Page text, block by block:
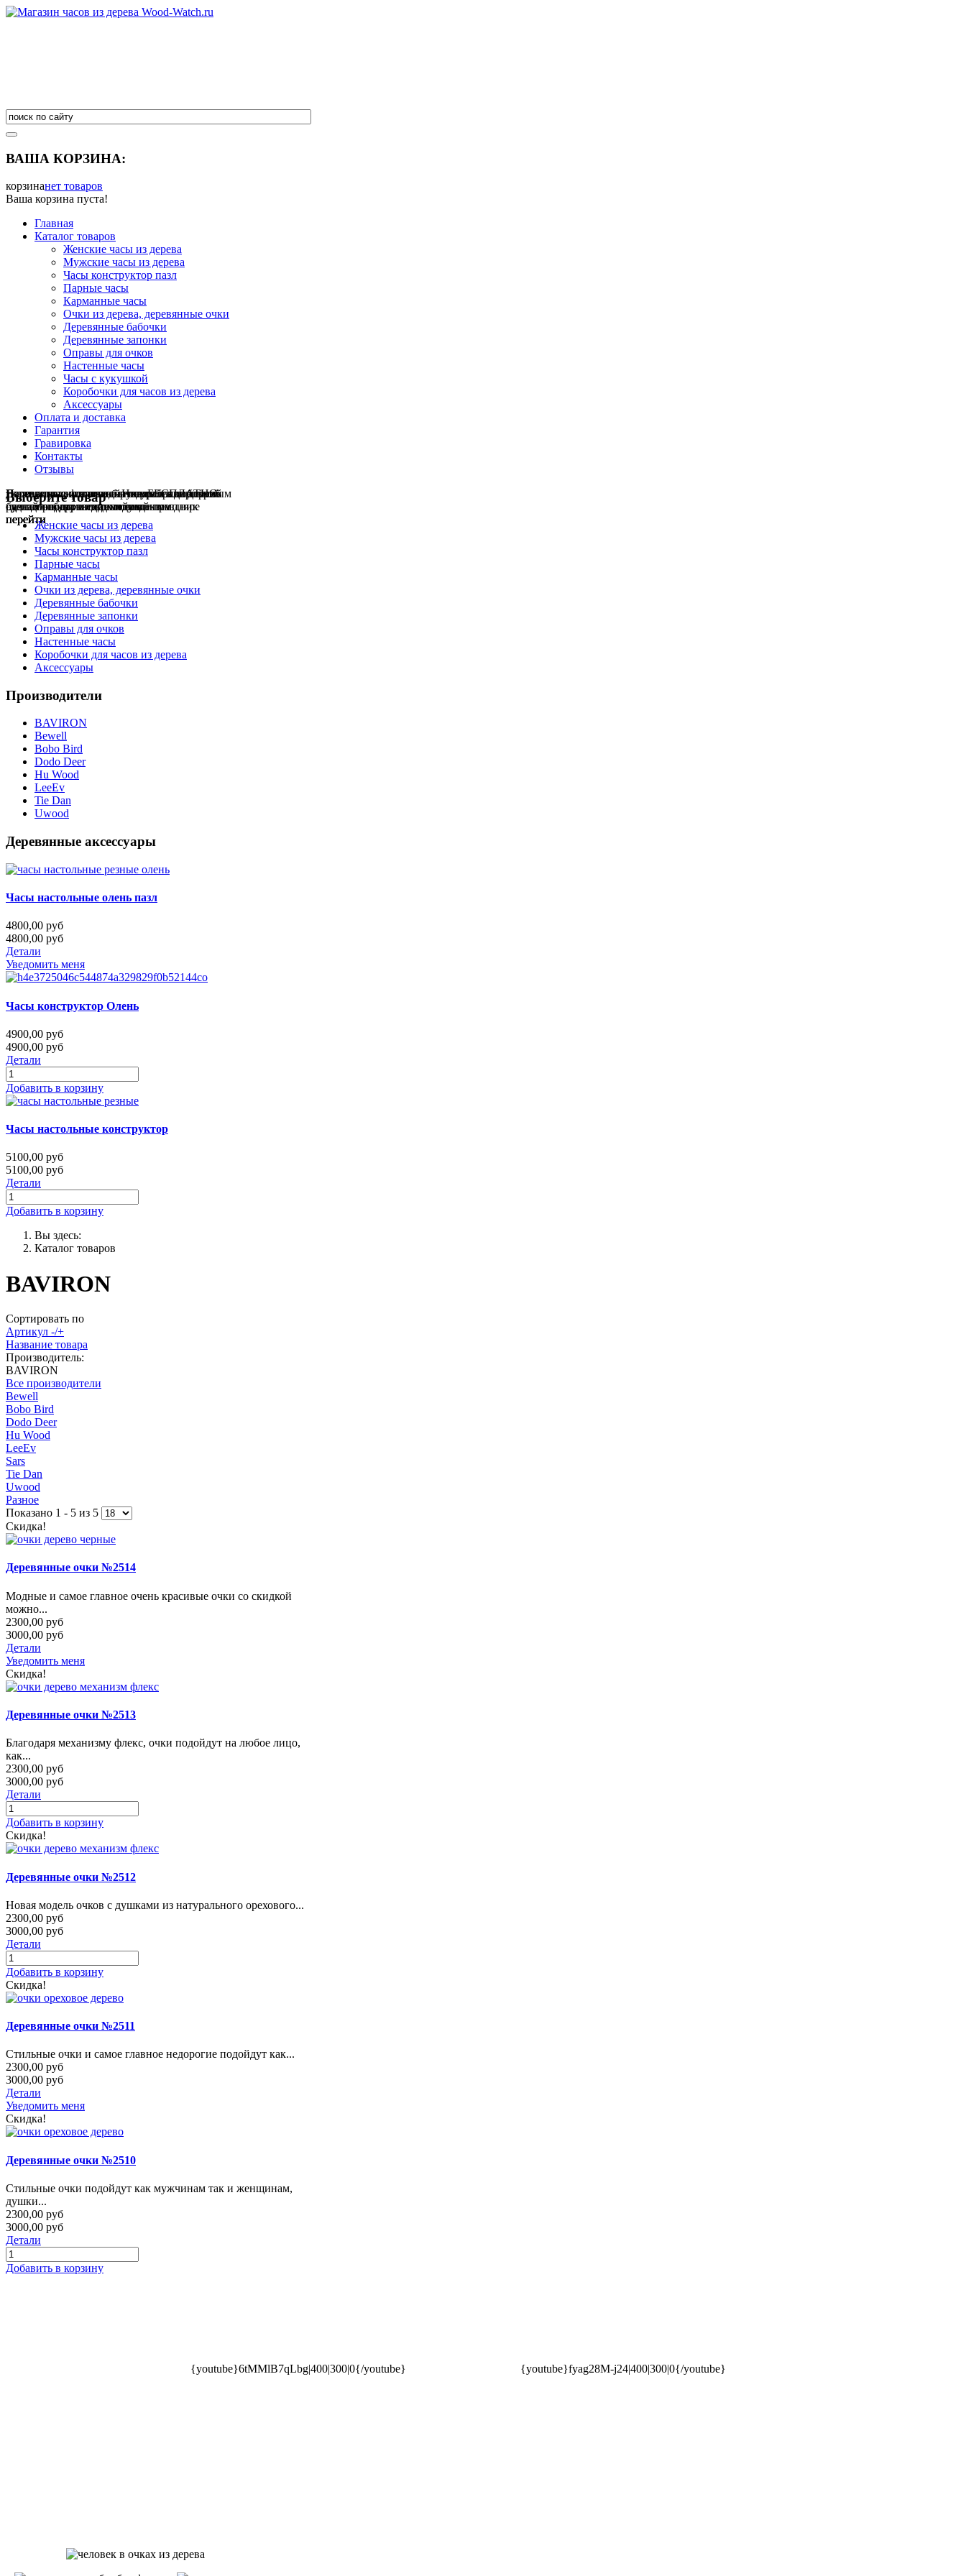
ВАША КОРЗИНА:
корзинанет товаров
Ваша корзина пуста!
Главная
Каталог товаров
Женские часы из дерева
Мужские часы из дерева
Часы конструктор пазл
Парные часы
Карманные часы
Очки из дерева, деревянные очки
Деревянные бабочки
Деревянные запонки
Оправы для очков
Настенные часы
Часы с кукушкой
Коробочки для часов из дерева
Аксессуары
Оплата и доставка
Гарантия
Гравировка
Контакты
Отзывы
Гравировка на часахобычнаяБЕСПЛАТНО
сделай подарок индивидуальным
перейти
Деревянные флешкии ручкис гравировкой
сделаем подарок эксклюзивным
перейти
Настенные резныечасыНатуральное дерево
ручная работа в единичном экземпляре
перейти
Парные часыотличный подарок влюблённым
на годовщину или семейный праздник
перейти
Деревянные оправыдля очковбез диоптрий
будь стильным всегда и везде
перейти
Выберите товар
Женские часы из дерева
Мужские часы из дерева
Часы конструктор пазл
Парные часы
Карманные часы
Очки из дерева, деревянные очки
Деревянные бабочки
Деревянные запонки
Оправы для очков
Настенные часы
Коробочки для часов из дерева
Аксессуары
Производители
BAVIRON
Bewell
Bobo Bird
Dodo Deer
Hu Wood
LeeEv
Tie Dan
Uwood
Деревянные аксессуары
Часы настольные олень пазл
4800,00 руб
4800,00 руб
Детали
Уведомить меня
Часы конструктор Олень
4900,00 руб
4900,00 руб
Детали
Добавить в корзину
Часы настольные конструктор
5100,00 руб
5100,00 руб
Детали
Добавить в корзину
Вы здесь:
Каталог товаров
BAVIRON
Сортировать по
Артикул -/+
Название товара
Производитель:
BAVIRON
Все производители
Bewell
Bobo Bird
Dodo Deer
Hu Wood
LeeEv
Sars
Tie Dan
Uwood
Разное
Показано 1 - 5 из 5
Скидка!
Деревянные очки №2514
Модные и самое главное очень красивые очки со скидкой
можно...
2300,00 руб
3000,00 руб
Детали
Уведомить меня
Скидка!
Деревянные очки №2513
Благодаря механизму флекс, очки подойдут на любое лицо,
как...
2300,00 руб
3000,00 руб
Детали
Добавить в корзину
Скидка!
Деревянные очки №2512
Новая модель очков с душками из натурального орехового...
2300,00 руб
3000,00 руб
Детали
Добавить в корзину
Скидка!
Деревянные очки №2511
Стильные очки и самое главное недорогие подойдут как...
2300,00 руб
3000,00 руб
Детали
Уведомить меня
Скидка!
Деревянные очки №2510
Стильные очки подойдут как мужчинам так и женщинам,
душки...
2300,00 руб
3000,00 руб
Детали
Добавить в корзину
{youtube}6tMMlB7qLbg|400|300|0{/youtube} {youtube}fyag28M-j24|400|300|0{/youtube}